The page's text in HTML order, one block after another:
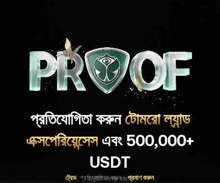
প্রতিযোগিতা করুনটোমরো ল্যান্ড
এক্সপেরিয়েন্সেস এবং 500,000+
USDT
ট্রেড. প্রতিযোগিতা করুন।প্রমাণ করুন.
ইভেন্টটি সমাপ্ত হয়েছে